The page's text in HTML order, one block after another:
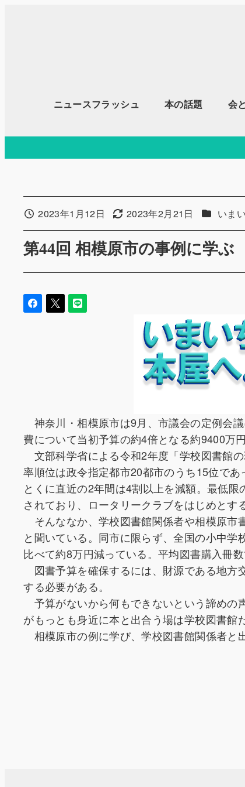
移
ニュースフラッシュ 本の話題 会
第44回 相模原市の事例に学ぶ
投稿日2023年1月12日 更新日2023年2月21日 カテゴリ
いま
神奈川・相模原市は9月、市議会の定例会
費について当初予算の約4倍となる約9400万
文部科学省による令和2年度「学校図書館
率順位は政令指定都市20都市のうち15位で
とくに直近の2年間は4割以上を減額。最低
されており、ロータリークラブをはじめとす
そんななか、学校図書館関係者や相模原市
と聞いている。同市に限らず、全国の小中
比べて約8万円減っている。平均図書購入冊
図書予算を確保するには、財源である地方
する必要がある。
予算がないから何もできないという諦めの
がもっとも身近に本と出合う場は学校図書館だ
相模原市の例に学び、学校図書館関係者と